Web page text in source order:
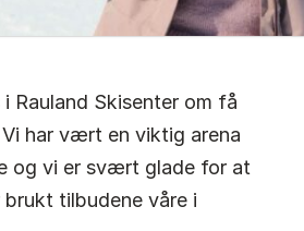
Rauland Skisenter om få
har vært en viktig arena
og vi er svært glade for at
brukt tilbudene våre i